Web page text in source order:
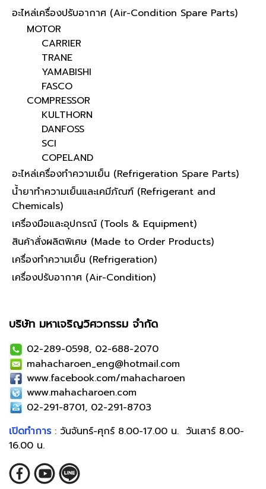
อะไหล่เครื่องปรับอากาศ (Air-Condition Spare Parts)
MOTOR
CARRIER
TRANE
YAMABISHI
FASCO
COMPRESSOR
KULTHORN
DANFOSS
SCI
COPELAND
อะไหล่เครื่องทำความเย็น (Refrigeration Spare Parts)
น้ำยาทำความเย็นและเคมีภัณฑ์ (Refrigerant and
Chemicals)
เครื่องมือและอุปกรณ์ (Tools & Equipment)
สินค้าสั่งผลิตพิเศษ (Made to Order Products)
เครื่องทำความเย็น (Refrigeration)
เครื่องปรับอากาศ (Air-Condition)
บริษัท มหาเจริญวิศวกรรม จำกัด
02-289-0598, 02-688-2070
mahacharoen_eng@hotmail.com
www.facebook.com/mahacharoen
www.mahacharoen.com
02-291-8701, 02-291-8703
เปิดทำการ: วันจันทร์-ศุกร์ 8.00-17.00 น. วันเสาร์ 8.00-
16.00 น.